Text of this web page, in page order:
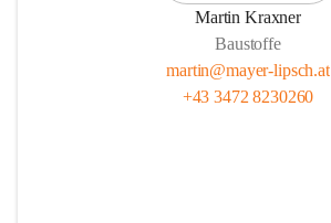
Martin Kraxner
Baustoffe
martin@mayer-lipsch.at
+43 3472 8230260